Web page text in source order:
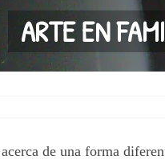
ARTE EN
de una forma